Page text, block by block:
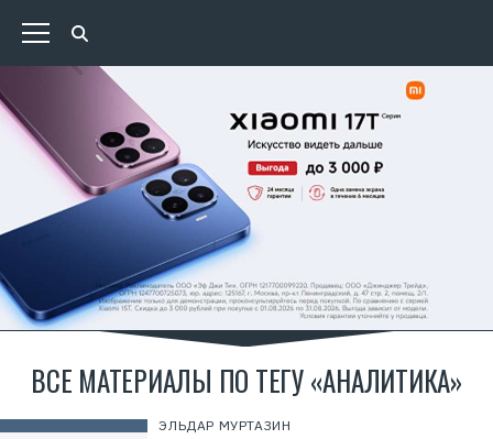
ВСЕ МАТЕРИАЛЫ ПО ТЕГУ «АНАЛИТИКА»
ЭЛЬДАР МУРТАЗИН